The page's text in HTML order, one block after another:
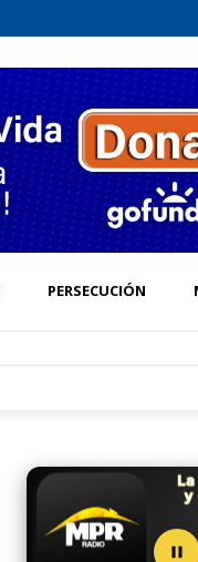
PERSECUCIÓN